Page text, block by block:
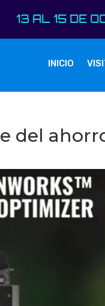
13 AL 15 DE
INICIO
del